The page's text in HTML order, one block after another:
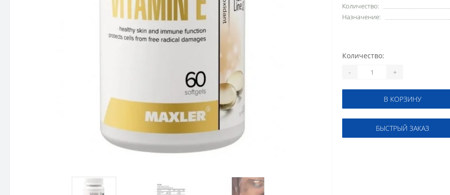
Количество:
Назначение:
Количество:
- +
В КОРЗИНУ
БЫСТРЫЙ ЗАКАЗ